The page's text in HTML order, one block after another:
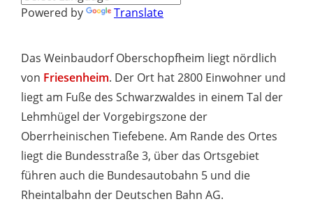
Powered by Translate
Das Weinbaudorf Oberschopfheim liegt nördlich
von Friesenheim. Der Ort hat 2800 Einwohner und
liegt am Fuße des Schwarzwaldes in einem Tal der
Lehmhügel der Vorgebirgszone der
Oberrheinischen Tiefebene. Am Rande des Ortes
liegt die Bundesstraße 3, über das Ortsgebiet
führen auch die Bundesautobahn 5 und die
Rheintalbahn der Deutschen Bahn AG.